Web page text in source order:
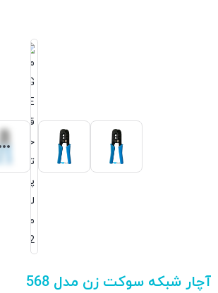
آچار شبکه سوکت زن مدل 568